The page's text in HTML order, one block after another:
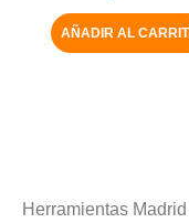
AÑADIR AL
Herramientas